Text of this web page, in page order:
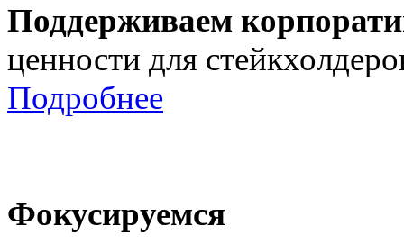
Поддерживаем
ценности для
Подробнее
Фокусируемся